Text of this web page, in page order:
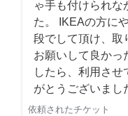
ゃ手も付けられな
た。 IKEAの方に
段でして頂け、取
お願いして良かっ
したら、利用させ
がとうございまし
依頼されたチケット